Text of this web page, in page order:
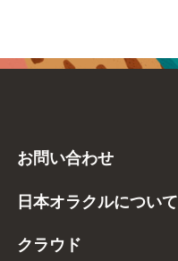
お問い合わせ
日本オラクルについて
クラウド